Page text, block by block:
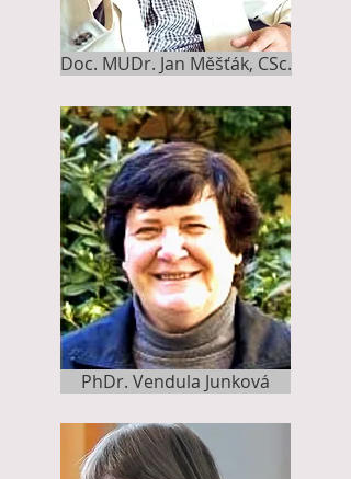
Doc. MUDr. Jan Měšťák, CSc.
PhDr. Vendula Junková